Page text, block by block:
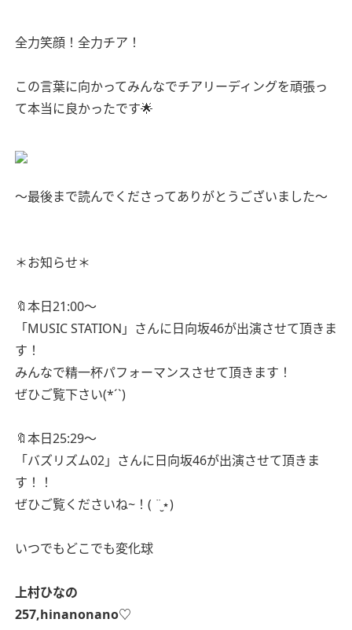
全力笑顔！全力チア！
この言葉に向かってみんなでチアリーディングを頑張っ
て本当に良かったです🌟
〜最後まで読んでくださってありがとうございました〜
＊お知らせ＊
🔖本日21:00〜
「MUSIC STATION」さんに日向坂46が出演させて頂きま
す！
みんなで精一杯パフォーマンスさせて頂きます！
ぜひご覧下さい(*´`)
🔖本日25:29〜
「バズリズム02」さんに日向坂46が出演させて頂きま
す！！
ぜひご覧くださいね~！( ¨̮⋆)
いつでもどこでも変化球
上村ひなの
257,hinanonano♡